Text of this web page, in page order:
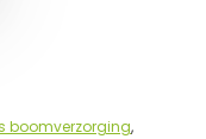
boomverzorging,